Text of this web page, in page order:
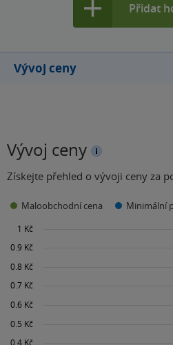
Přidat
Vývoj ceny
Vývoj ceny
Získejte přehled o vývoji ceny za
Maloobchodní cena Minimální